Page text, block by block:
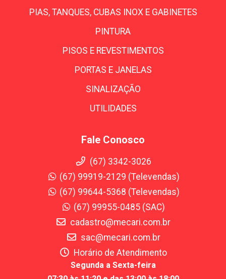
PIAS, TANQUES, CUBAS INOX E GABINETES
PINTURA
PISOS E REVESTIMENTOS
PORTAS E JANELAS
SINALIZAÇÃO
UTILIDADES
Fale Conosco
(67) 3342-3026
(67) 99919-2129 (Televendas)
(67) 99644-5368 (Televendas)
(67) 99955-0485 (SAC)
cadastro@mecari.com.br
sac@mecari.com.br
Horário de Atendimento
Segunda a Sexta-feira